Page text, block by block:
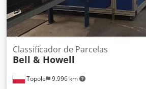
Topole 9.996 km
Classificador de Parcelas
Bell & Howell